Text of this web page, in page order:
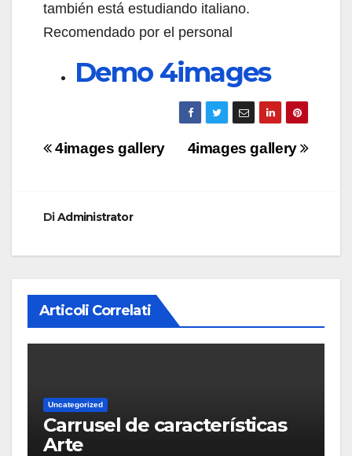
también está estudiando italiano.
Recomendado por el personal
Demo 4images
Navigazione4images gallery
4images gallery
DiAdministrator
Articoli Correlati
Uncategorized
Carrusel de características
Arte